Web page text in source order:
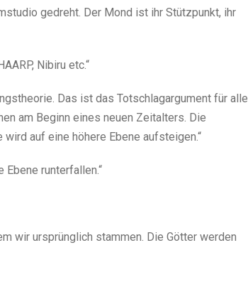
gedreht. Der Mond ist ihr Stützpunkt, ihr
Nibiru etc.“
Das ist das Totschlagargument für alle
am Beginn eines neuen Zeitalters. Die
auf eine höhere Ebene aufsteigen.“
runterfallen.“
wir ursprünglich stammen. Die Götter werden